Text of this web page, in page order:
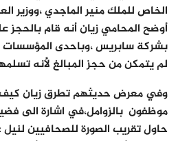
الخاص للملك منير الماجدي ،ووزير
أوضح المحامي زيان أنه قام
بشركة سابريس ،وباحدى المؤسسات
لم يتمكن من حجز المبالغ لأنه
وفي معرض حديثهم تطرق زيان
موظفون بالزوامل،في اشارة الى
حاول تقريب الصورة للصحافيين